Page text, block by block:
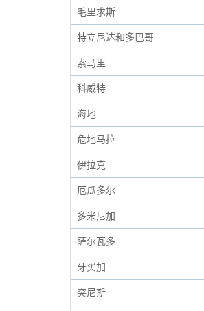
毛里求斯
特立尼达和多巴哥
索马里
科威特
海地
危地马拉
伊拉克
厄瓜多尔
多米尼加
萨尔瓦多
牙买加
突尼斯